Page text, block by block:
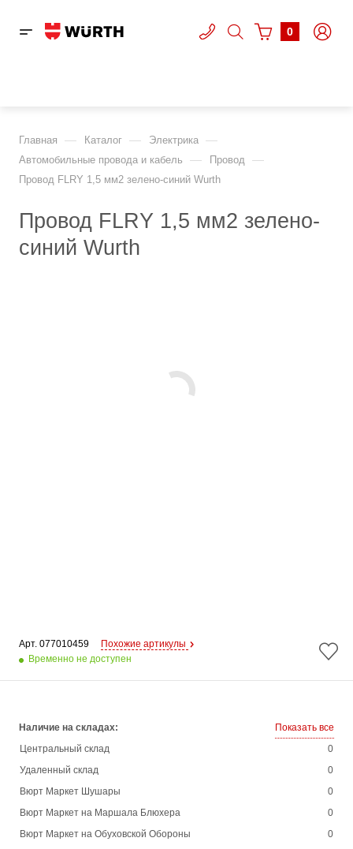
0
Главная — Каталог — Электрика —
Автомобильные провода и кабель — Провод —
Провод FLRY 1,5 мм2 зелено-синий Wurth
Провод FLRY 1,5 мм2 зелено-
синий Wurth
Арт. 077010459
Похожие артикулы
Временно не доступен
Наличие на складах:
Показать все
Центральный склад
0
Удаленный склад
0
Вюрт Маркет Шушары
0
Вюрт Маркет на Маршала Блюхера
0
Вюрт Маркет на Обуховской Обороны
0